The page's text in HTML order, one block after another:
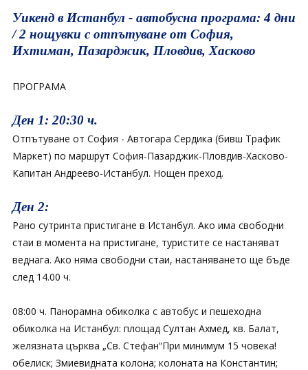
Уикенд в Истанбул - автобусна програма: 4 дни
/ 2 нощувки с отпътуване от София,
Ихтиман, Пазарджик, Пловдив, Хасково
ПРОГРАМА
Ден 1: 20:30 ч.
Отпътуване от София - Автогара Сердика (бивш Трафик
Маркет) по маршрут София-Пазарджик-Пловдив-Хасково-
Капитан Андреево-Истанбул. Нощен преход.
Ден 2:
Рано сутринта пристигане в Истанбул. Aко има свободни
стаи в момента на пристигане, туристите се настаняват
веднага. Ако няма свободни стаи, настаняването ще бъде
след 14.00 ч.
08:00 ч. Пaнорамна обиколка с автобус и пешеходна
обиколка на Истанбул: площад Султан Ахмед, кв. Балат,
желязната църква „Св. Стефан“При минимум 15 човека!
обелиск; Змиевидната колона; колоната на Константин;